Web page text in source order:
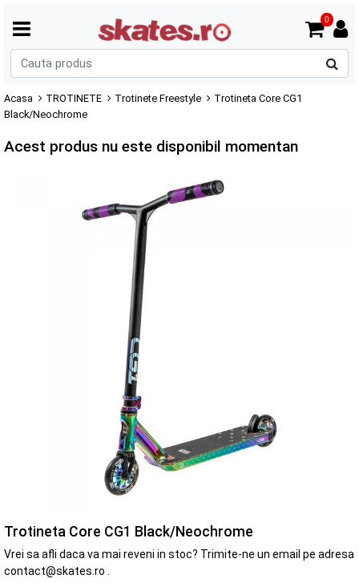
0
Acasa TROTINETE Trotinete Freestyle
Trotineta Core CG1
Black/Neochrome
Acest produs nu este disponibil momentan
Trotineta Core CG1 Black/Neochrome
Vrei sa afli daca va mai reveni in stoc? Trimite-ne un email pe adresa
contact@skates.ro .